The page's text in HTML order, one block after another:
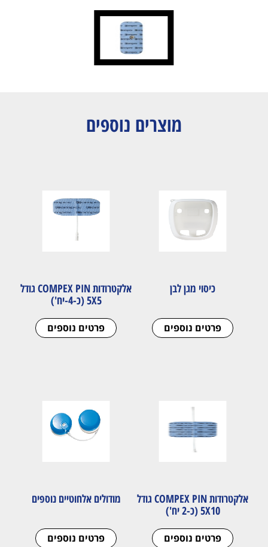
מוצרים נוספים
כיסוי מגן לבן
פרטים נוספים
אלקטרודות COMPEX PIN גודל
5X5 (כ-4-יח')
פרטים נוספים
אלקטרודות COMPEX PIN גודל
5X10 (כ-2 יח')
פרטים נוספים
מודולים אלחוטיים נוספים
פרטים נוספים